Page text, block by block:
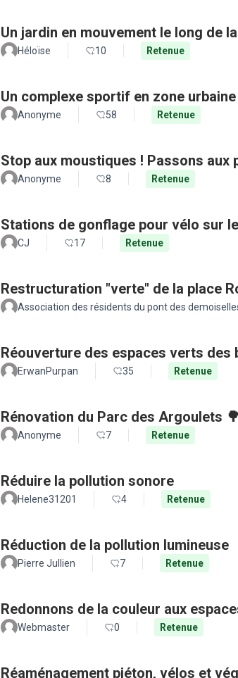
Un jardin en mouvement le long de
Héloïse 10 Retenue
Un complexe sportif en zone urbaine
Anonyme 58 Retenue
Stop aux moustiques ! Passons aux
Anonyme 8 Retenue
Stations de gonflage pour vélo sur
CJ 17 Retenue
Restructuration "verte" de la place
Association des résidents du pont des
Réouverture des espaces verts des
ErwanPurpan 35 Retenue
Rénovation du Parc des Argoulets
Anonyme 7 Retenue
Réduire la pollution sonore
Helene31201 4 Retenue
Réduction de la pollution lumineuse
Pierre Jullien 7 Retenue
Redonnons de la couleur aux
Webmaster 0 Retenue
Réaménagement piéton, vélos et